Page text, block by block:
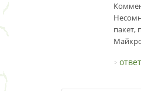
пакет,